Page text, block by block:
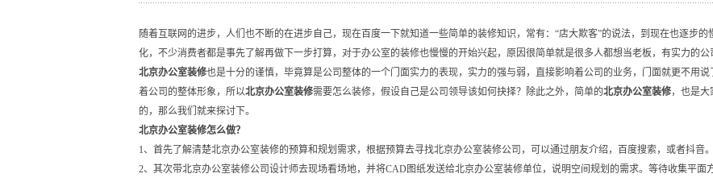
随着互联网的进步，人们也不断的在进步自己，现在百度一下就知道一些简单的装修知识，常有：“店大欺客”的说法，到现在也逐步的
化，不少消费者都是事先了解再做下一步打算，对于办公室的装修也慢慢的开始兴起，原因很简单就是很多人都想当老板，有实力的公
北京办公室装修也是十分的谨慎，毕竟算是公司整体的一个门面实力的表现，实力的强与弱，直接影响着公司的业务，门面就更不用说
着公司的整体形象，所以北京办公室装修需要怎么装修，假设自己是公司领导该如何抉择？除此之外，简单的北京办公室装修，也是大
的，那么我们就来探讨下。
北京办公室装修怎么做？
1、首先了解清楚北京办公室装修的预算和规划需求，根据预算去寻找北京办公室装修公司，可以通过朋友介绍，百度搜索，或者抖音。
2、其次带北京办公室装修公司设计师去现场看场地，并将CAD图纸发送给北京办公室装修单位，说明空间规划的需求。等待收集平面方